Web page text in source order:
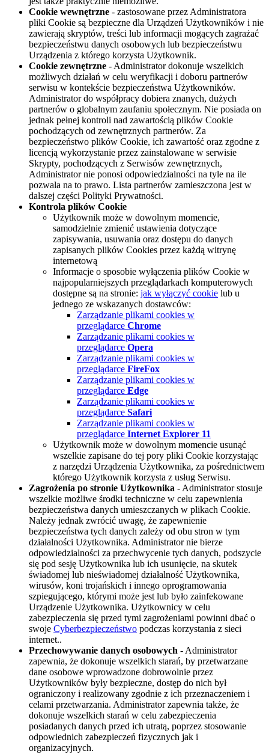
Cookie wewnętrzne - zastosowane przez Administratora
pliki Cookie są bezpieczne dla Urządzeń Użytkowników i nie
zawierają skryptów, treści lub informacji mogących zagrażać
bezpieczeństwu danych osobowych lub bezpieczeństwu
Urządzenia z którego korzysta Użytkownik.
Cookie zewnętrzne - Administrator dokonuje wszelkich
możliwych działań w celu weryfikacji i doboru partnerów
serwisu w kontekście bezpieczeństwa Użytkowników.
Administrator do współpracy dobiera znanych, dużych
partnerów o globalnym zaufaniu społecznym. Nie posiada on
jednak pełnej kontroli nad zawartością plików Cookie
pochodzących od zewnętrznych partnerów. Za
bezpieczeństwo plików Cookie, ich zawartość oraz zgodne z
licencją wykorzystanie przez zainstalowane w serwisie
Skrypty, pochodzących z Serwisów zewnętrznych,
Administrator nie ponosi odpowiedzialności na tyle na ile
pozwala na to prawo. Lista partnerów zamieszczona jest w
dalszej części Polityki Prywatności.
Kontrola plików Cookie
Użytkownik może w dowolnym momencie,
samodzielnie zmienić ustawienia dotyczące
zapisywania, usuwania oraz dostępu do danych
zapisanych plików Cookies przez każdą witrynę
internetową
Informacje o sposobie wyłączenia plików Cookie w
najpopularniejszych przeglądarkach komputerowych
dostępne są na stronie: jak wyłączyć cookie lub u
jednego ze wskazanych dostawców:
Zarządzanie plikami cookies w
przeglądarce Chrome
Zarządzanie plikami cookies w
przeglądarce Opera
Zarządzanie plikami cookies w
przeglądarce FireFox
Zarządzanie plikami cookies w
przeglądarce Edge
Zarządzanie plikami cookies w
przeglądarce Safari
Zarządzanie plikami cookies w
przeglądarce Internet Explorer 11
Użytkownik może w dowolnym momencie usunąć
wszelkie zapisane do tej pory pliki Cookie korzystając
z narzędzi Urządzenia Użytkownika, za pośrednictwem
którego Użytkownik korzysta z usług Serwisu.
Zagrożenia po stronie Użytkownika - Administrator stosuje
wszelkie możliwe środki techniczne w celu zapewnienia
bezpieczeństwa danych umieszczanych w plikach Cookie.
Należy jednak zwrócić uwagę, że zapewnienie
bezpieczeństwa tych danych zależy od obu stron w tym
działalności Użytkownika. Administrator nie bierze
odpowiedzialności za przechwycenie tych danych, podszycie
się pod sesję Użytkownika lub ich usunięcie, na skutek
świadomej lub nieświadomej działalność Użytkownika,
wirusów, koni trojańskich i innego oprogramowania
szpiegującego, którymi może jest lub było zainfekowane
Urządzenie Użytkownika. Użytkownicy w celu
zabezpieczenia się przed tymi zagrożeniami powinni dbać o
swoje Cyberbezpieczeństwo podczas korzystania z sieci
internet..
Przechowywanie danych osobowych - Administrator
zapewnia, że dokonuje wszelkich starań, by przetwarzane
dane osobowe wprowadzone dobrowolnie przez
Użytkowników były bezpieczne, dostęp do nich był
ograniczony i realizowany zgodnie z ich przeznaczeniem i
celami przetwarzania. Administrator zapewnia także, że
dokonuje wszelkich starań w celu zabezpieczenia
posiadanych danych przed ich utratą, poprzez stosowanie
odpowiednich zabezpieczeń fizycznych jak i
organizacyjnych.